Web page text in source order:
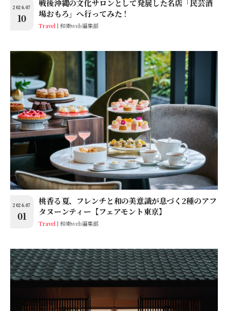
2026.07
10
戦後沖縄の文化サロンとして発展した名店「民芸酒
場おもろ」へ行ってみた！
Travel 和樂web編集部
2026.07
01
桃⾹る夏、フレンチと和の美意識が息づく2種のアフ
タヌーンティー【フェアモント東京】
Travel 和樂web編集部